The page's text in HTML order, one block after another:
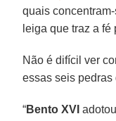
quais
leiga que traz a
Não é difícil ver
essas seis pedras
“Bento XVI